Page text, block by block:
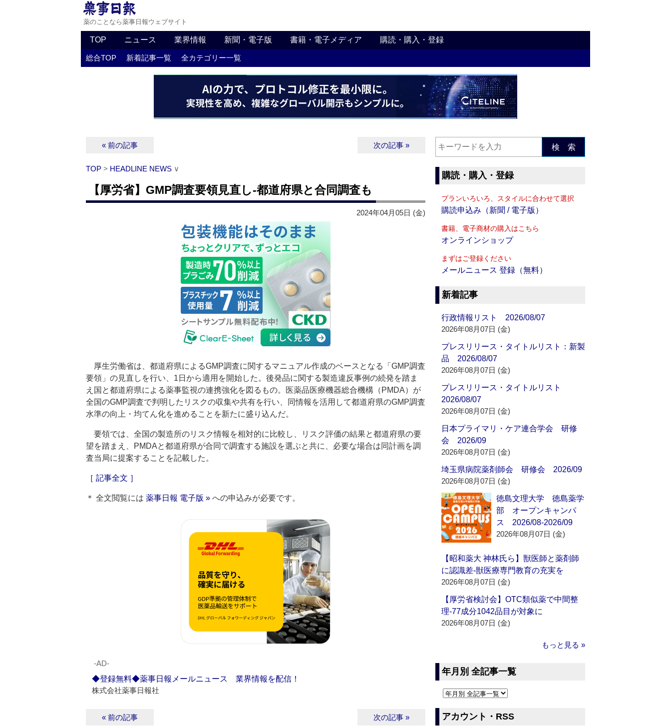
薬のことなら薬事日報ウェブサイト
TOP ニュース 業界情報 新聞・電子版 書籍・電子メディア 購読・購入・登録
総合TOP 新着記事一覧 全カテゴリー一覧
« 前の記事 次の記事 »
TOP > HEADLINE NEWS ∨
【厚労省】GMP調査要領見直し‐都道府県と合同調査も
2024年04月05日 (金)
厚生労働省は、都道府県によるGMP調査に関するマニュアル作成のベースとなる「GMP調査
要領」の見直しを行い、1日から適用を開始した。後発品に関する製造違反事例の続発を踏ま
え国と都道府県による薬事監視の連携強化を図るもの。医薬品医療機器総合機構（PMDA）が
全国のGMP調査で判明したリスクの収集や共有を行い、同情報を活用して都道府県のGMP調査
水準の向上・均てん化を進めることを新たに盛り込んだ。
要領では、全国の製造所のリスク情報を相対的に比較し、リスク評価の結果と都道府県の要
望を踏まえ、PMDAと都道府県が合同で調査する施設を選ぶと共に、必要な場合は同計画を調
査当局に提案することを記載した。
［ 記事全文 ］
＊ 全文閲覧には 薬事日報 電子版 » への申込みが必要です。
‐AD‐
◆登録無料◆薬事日報メールニュース 業界情報を配信！
株式会社薬事日報社
« 前の記事 次の記事 »
検 索
購読・購入・登録
プランいろいろ、スタイルに合わせて選択
購読申込み（新聞 / 電子版）
書籍、電子商材の購入はこちら
オンラインショップ
まずはご登録ください
メールニュース 登録（無料）
新着記事
行政情報リスト 2026/08/07
2026年08月07日 (金)
プレスリリース・タイトルリスト：新製
品 2026/08/07
2026年08月07日 (金)
プレスリリース・タイトルリスト
2026/08/07
2026年08月07日 (金)
日本プライマリ・ケア連合学会 研修
会 2026/09
2026年08月07日 (金)
埼玉県病院薬剤師会 研修会 2026/09
2026年08月07日 (金)
徳島文理大学 徳島薬学
部 オープンキャンパ
ス 2026/08-2026/09
2026年08月07日 (金)
【昭和薬大 神林氏ら】獣医師と薬剤師
に認識差‐獣医療専門教育の充実を
2026年08月07日 (金)
【厚労省検討会】OTC類似薬で中間整
理‐77成分1042品目が対象に
2026年08月07日 (金)
もっと見る »
年月別 全記事一覧
アカウント・RSS